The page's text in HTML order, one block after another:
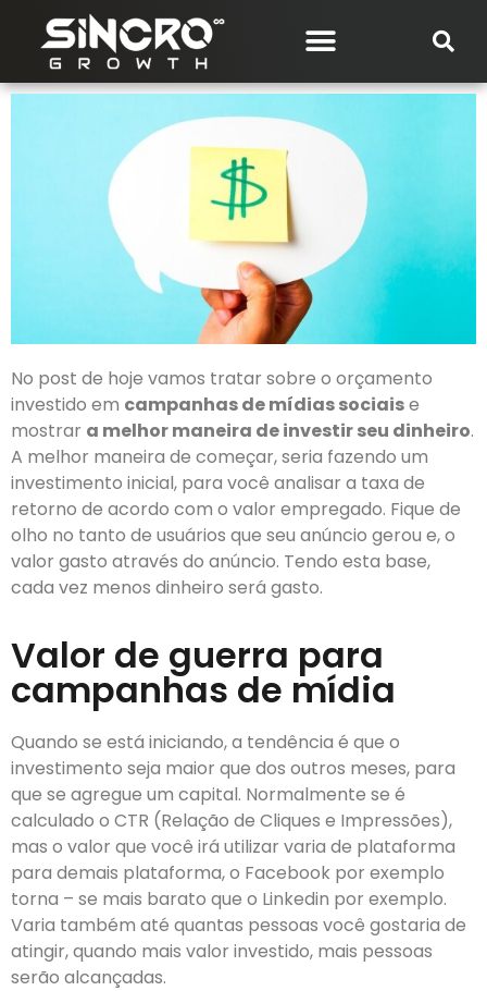
No post de hoje vamos tratar sobre o orçamento
investido em campanhas de mídias sociaise
mostrar a melhor maneira de investir seu dinheiro.
A melhor maneira de começar, seria fazendo um
investimento inicial, para você analisar a taxa de
retorno de acordo com o valor empregado. Fique de
olho no tanto de usuários que seu anúncio gerou e, o
valor gasto através do anúncio. Tendo esta base,
cada vez menos dinheiro será gasto.
Valor de guerra para
campanhas de mídia
Quando se está iniciando, a tendência é que o
investimento seja maior que dos outros meses, para
que se agregue um capital. Normalmente se é
calculado o CTR (Relação de Cliques e Impressões),
mas o valor que você irá utilizar varia de plataforma
para demais plataforma, o Facebook por exemplo
torna – se mais barato que o Linkedin por exemplo.
Varia também até quantas pessoas você gostaria de
atingir, quando mais valor investido, mais pessoas
serão alcançadas.